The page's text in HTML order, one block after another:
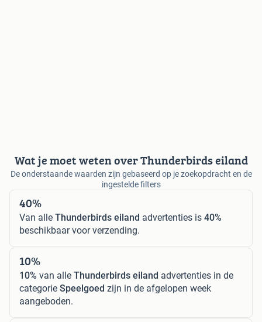
Wat je moet weten over Thunderbirds eiland
De onderstaande waarden zijn gebaseerd op je zoekopdracht en de
ingestelde filters
40%
Van alle Thunderbirds eiland advertenties is 40%
beschikbaar voor verzending.
10%
10% van alle Thunderbirds eiland advertenties in de
categorie Speelgoed zijn in de afgelopen week
aangeboden.